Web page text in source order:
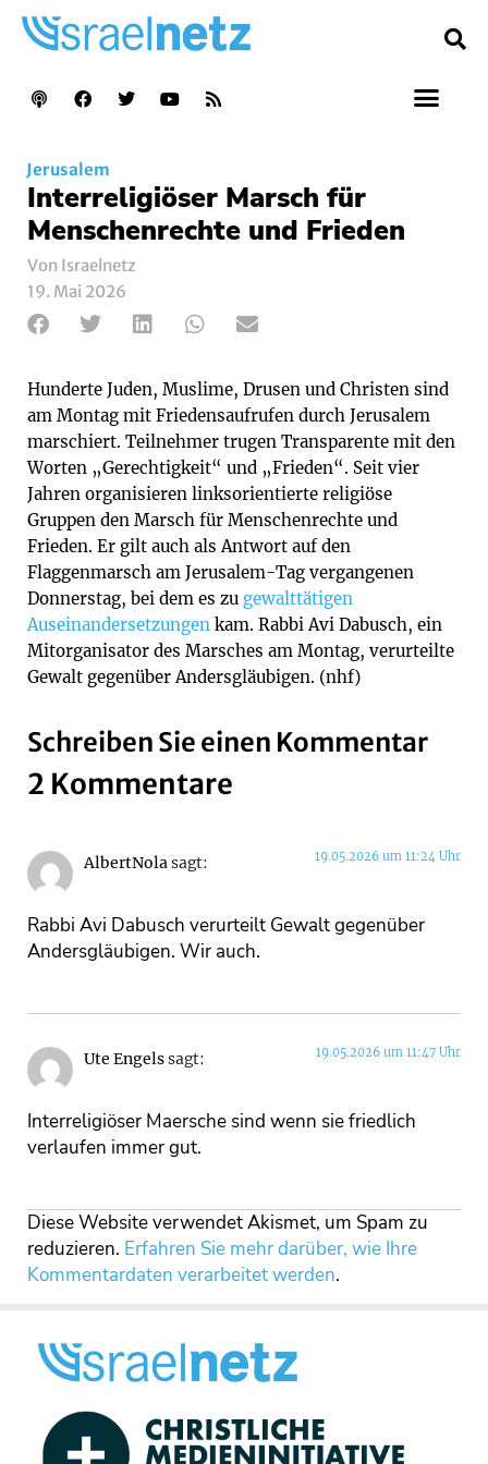
Jerusalem
Interreligiöser Marsch für
Menschenrechte und Frieden
Von Israelnetz
19. Mai 2026
Hunderte Juden, Muslime, Drusen und Christen sind
am Montag mit Friedensaufrufen durch Jerusalem
marschiert. Teilnehmer trugen Transparente mit den
Worten „Gerechtigkeit“ und „Frieden“. Seit vier
Jahren organisieren linksorientierte religiöse
Gruppen den Marsch für Menschenrechte und
Frieden. Er gilt auch als Antwort auf den
Flaggenmarsch am Jerusalem-Tag vergangenen
Donnerstag, bei dem es zu gewalttätigen
Auseinandersetzungen kam. Rabbi Avi Dabusch, ein
Mitorganisator des Marsches am Montag, verurteilte
Gewalt gegenüber Andersgläubigen. (nhf)
Schreiben Sie einen Kommentar
2 Kommentare
AlbertNolasagt: 19.05.2026 um 11:24 Uhr
Rabbi Avi Dabusch verurteilt Gewalt gegenüber
Andersgläubigen. Wir auch.
Ute Engelssagt: 19.05.2026 um 11:47 Uhr
Interreligiöser Maersche sind wenn sie friedlich
verlaufen immer gut.
Diese Website verwendet Akismet, um Spam zu
reduzieren. Erfahren Sie mehr darüber, wie Ihre
Kommentardaten verarbeitet werden.